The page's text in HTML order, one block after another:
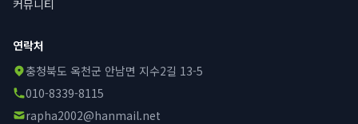
커뮤니티
연락처
충청북도 옥천군 안남면 지수2길 13-5
010-8339-8115
rapha2002@hanmail.net